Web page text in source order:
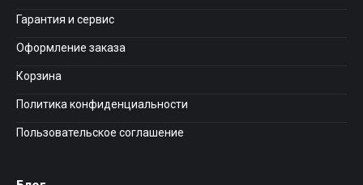
Гарантия и сервис
Оформление заказа
Корзина
Политика конфиденциальности
Пользовательское соглашение